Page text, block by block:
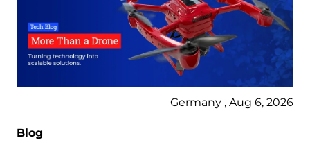
Germany , Aug 6, 2026
Blog